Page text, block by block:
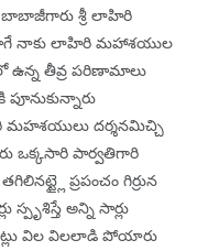
శ్రీ లాహిరి
నాకు లాహిరి మహాశయుల
ఉన్న తీవ్ర పరిణామాలు
మహశయులు దర్శనమిచ్చి
ఒక్కసారి పార్వతిగారి
ప్రపంచం గిర్రున
అన్ని సార్లు
విల విలలాడి పోయారు